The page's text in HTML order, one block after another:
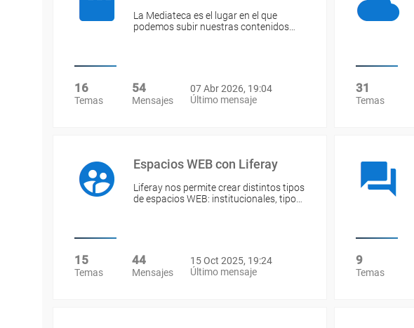
La Mediateca es el lugar en el que
podemos subir nuestras contenidos…
16
Temas
54
Mensajes
07 Abr 2026, 19:04
Último mensaje
31
Temas
Espacios WEB con Liferay
Liferay nos permite crear distintos tipos
de espacios WEB: institucionales, tipo…
15
Temas
44
Mensajes
15 Oct 2025, 19:24
Último mensaje
9
Temas